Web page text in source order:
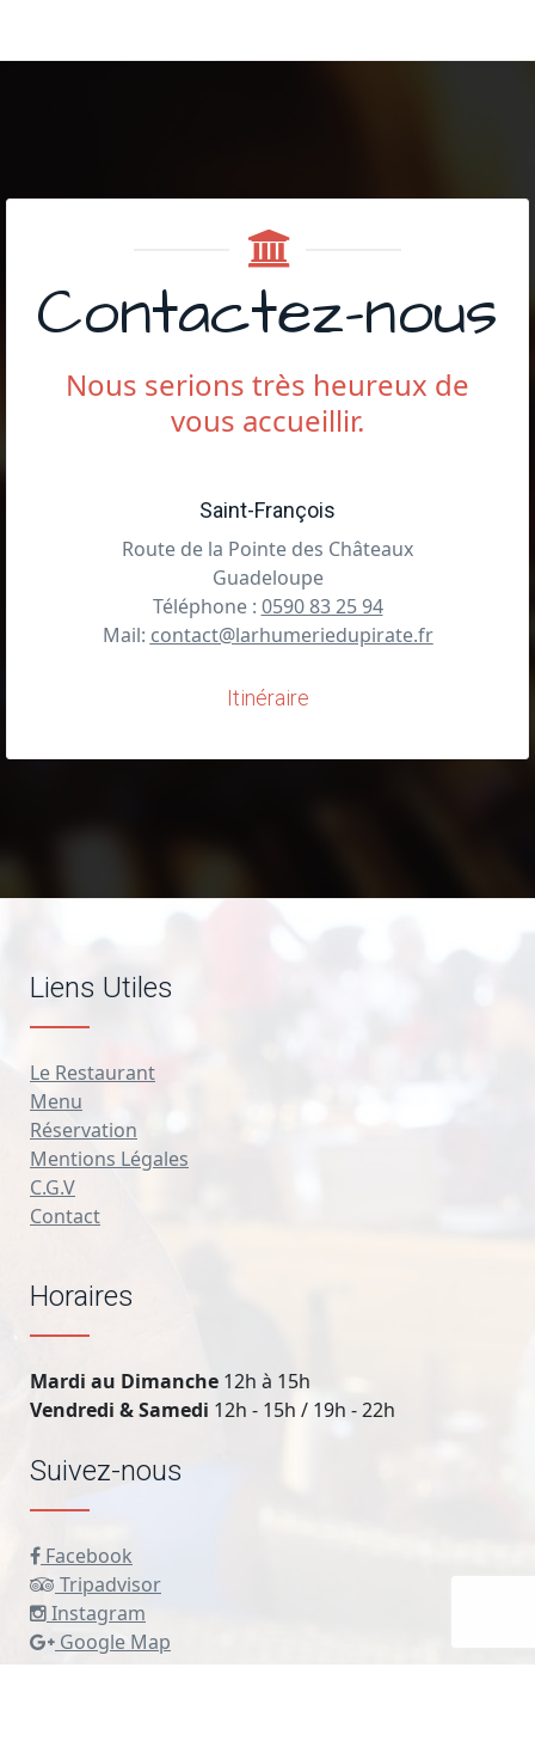
Contactez-nous
Nous serions très heureux de
vous accueillir.
Saint-François
Route de la Pointe des Châteaux
Guadeloupe
Téléphone : 0590 83 25 94
Mail: contact@larhumeriedupirate.fr
Itinéraire
Liens Utiles
Le Restaurant
Menu
Réservation
Mentions Légales
C.G.V
Contact
Horaires
Mardi au Dimanche 12h à 15h
Vendredi & Samedi 12h - 15h / 19h - 22h
Suivez-nous
Facebook
Tripadvisor
Instagram
Google Map